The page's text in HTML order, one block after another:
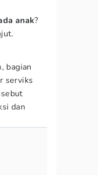
anak?
bagian
serviks
dan